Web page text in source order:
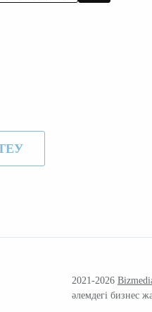
2021-2026
әлемдегі бизнес